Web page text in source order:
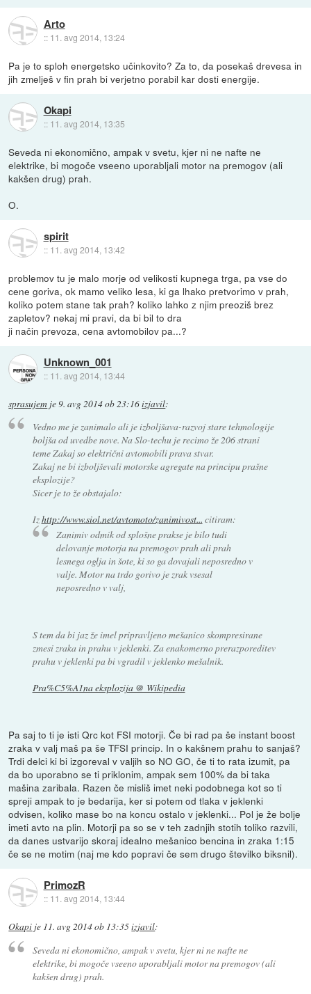
Arto
:: 11. avg 2014, 13:24
Pa je to sploh energetsko učinkovito? Za to, da posekaš drevesa in
jih zmelješ v fin prah bi verjetno porabil kar dosti energije.
Okapi
:: 11. avg 2014, 13:35
Seveda ni ekonomično, ampak v svetu, kjer ni ne nafte ne
elektrike, bi mogoče vseeno uporabljali motor na premogov (ali
kakšen drug) prah.
O.
spirit
:: 11. avg 2014, 13:42
problemov tu je malo morje od velikosti kupnega trga, pa vse do
cene goriva, ok mamo veliko lesa, ki ga lhako pretvorimo v prah,
koliko potem stane tak prah? koliko lahko z njim preoziš brez
zapletov? nekaj mi pravi, da bi bil to dra
ji način prevoza, cena avtomobilov pa...?
Unknown_001
:: 11. avg 2014, 13:44
sprasujem je9. avg 2014 ob 23:16izjavil:
Vedno me je zanimalo ali je izboljšava-razvoj stare tehmologije
boljša od uvedbe nove. Na Slo-techu je recimo že 206 strani
teme Zakaj so električni avtomobili prava stvar.
Zakaj ne bi izboljševali motorske agregate na principu prašne
eksplozije?
Sicer je to že obstajalo:
Izhttp://www.siol.net/avtomoto/zanimivost... citiram:
Zanimiv odmik od splošne prakse je bilo tudi
delovanje motorja na premogov prah ali prah
lesnega oglja in šote, ki so ga dovajali neposredno v
valje. Motor na trdo gorivo je zrak vsesal
neposredno v valj,
S tem da bi jaz že imel pripravljeno mešanico skompresirane
zmesi zraka in prahu v jeklenki. Za enakomerno prerazporeditev
prahu v jeklenki pa bi vgradil v jeklenko mešalnik.
Pra%C5%A1na eksplozija @ Wikipedia
Pa saj to ti je isti Qrc kot FSI motorji. Če bi rad pa še instant boost
zraka v valj maš pa še TFSI princip. In o kakšnem prahu to sanjaš?
Trdi delci ki bi izgoreval v valjih so NO GO, če ti to rata izumit, pa
da bo uporabno se ti priklonim, ampak sem 100% da bi taka
mašina zaribala. Razen če misliš imet neki podobnega kot so ti
spreji ampak to je bedarija, ker si potem od tlaka v jeklenki
odvisen, koliko mase bo na koncu ostalo v jeklenki... Pol je že bolje
imeti avto na plin. Motorji pa so se v teh zadnjih stotih toliko razvili,
da danes ustvarijo skoraj idealno mešanico bencina in zraka 1:15
če se ne motim (naj me kdo popravi če sem drugo številko biksnil).
PrimozR
:: 11. avg 2014, 13:44
Okapi je 11. avg 2014 ob 13:35izjavil:
Seveda ni ekonomično, ampak v svetu, kjer ni ne nafte ne
elektrike, bi mogoče vseeno uporabljali motor na premogov (ali
kakšen drug) prah.